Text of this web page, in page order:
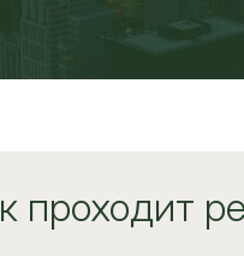
проходит